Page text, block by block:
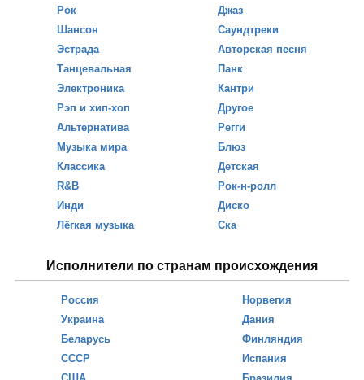
Рок
Шансон
Эстрада
Танцевальная
Электроника
Рэп и хип-хоп
Альтернатива
Музыка мира
Классика
R&B
Инди
Лёгкая музыка
Джаз
Саундтреки
Авторская песня
Панк
Кантри
Другое
Регги
Блюз
Детская
Рок-н-ролл
Диско
Ска
Исполнители по странам происхождения
Россия
Украина
Беларусь
СССР
Норвегия
Дания
Финляндия
Испания